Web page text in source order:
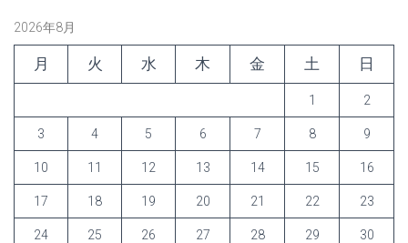
2026年8月
月 火 水 木 金 土 日
1 2
3 4 5 6 7 8 9
10 11 12 13 14 15 16
17 18 19 20 21 22 23
24 25 26 27 28 29 30